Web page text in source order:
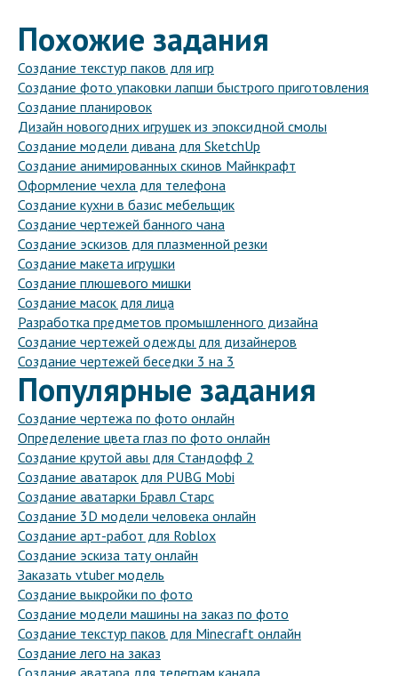
Похожие задания
Создание текстур паков для игр
Создание фото упаковки лапши быстрого приготовления
Создание планировок
Дизайн новогодних игрушек из эпоксидной смолы
Создание модели дивана для SketchUp
Создание анимированных скинов Майнкрафт
Оформление чехла для телефона
Создание кухни в базис мебельщик
Создание чертежей банного чана
Создание эскизов для плазменной резки
Создание макета игрушки
Создание плюшевого мишки
Создание масок для лица
Разработка предметов промышленного дизайна
Создание чертежей одежды для дизайнеров
Создание чертежей беседки 3 на 3
Популярные задания
Создание чертежа по фото онлайн
Определение цвета глаз по фото онлайн
Создание крутой авы для Стандофф 2
Создание аватарок для PUBG Mobi
Создание аватарки Бравл Старс
Создание 3D модели человека онлайн
Создание арт-работ для Roblox
Создание эскиза тату онлайн
Заказать vtuber модель
Создание выкройки по фото
Создание модели машины на заказ по фото
Создание текстур паков для Minecraft онлайн
Создание лего на заказ